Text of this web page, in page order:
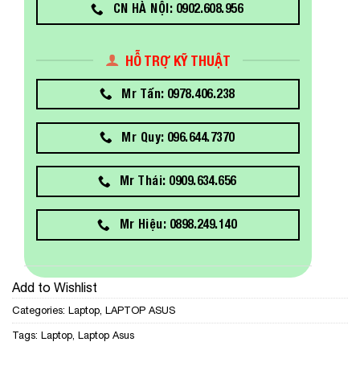
CN HÀ NỘI: 0902.608.956
HỖ TRỢ KỸ THUẬT
Mr Tấn: 0978.406.238
Mr Quy: 096.644.7370
Mr Thái: 0909.634.656
Mr Hiệu: 0898.249.140
Add to Wishlist
Categories: Laptop LAPTOP ASUS
Tags: Laptop Laptop Asus